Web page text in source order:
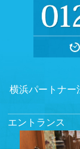
横浜パートナー
エントランス